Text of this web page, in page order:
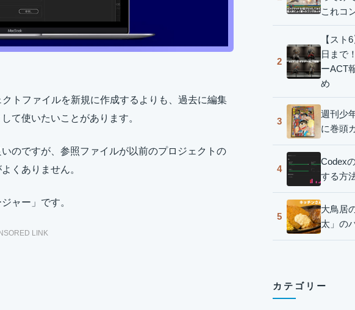
トファイルを新規に作成するよりも、過去に編集
て使いたいことがあります。
のですが、参照ファイルが以前のプロジェクトの
くありません。
ャー」です。
LINK
これコ
2
【スト
日まで
ーACT
め
3
週刊少
に巻頭
4
Codex
する方
5
大鳥居
太」の
カテゴリー